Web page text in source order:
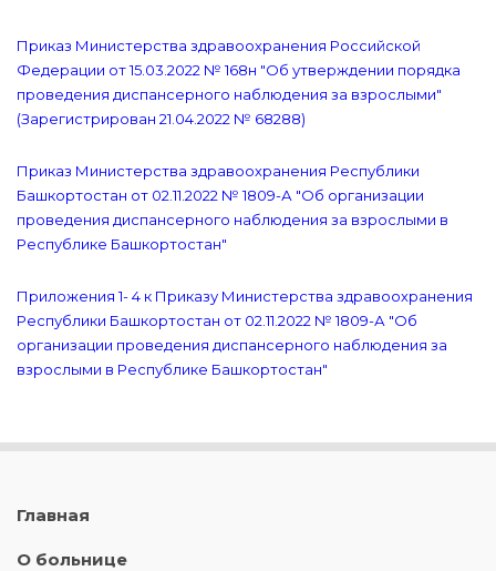
Приказ Министерства здравоохранения Российской
Федерации от 15.03.2022 № 168н "Об утверждении порядка
проведения диспансерного наблюдения за взрослыми"
(Зарегистрирован 21.04.2022 № 68288)
Приказ Министерства здравоохранения Республики
Башкортостан от 02.11.2022 № 1809-А "Об организации
проведения диспансерного наблюдения за взрослыми в
Республике Башкортостан"
Приложения 1- 4 к Приказу Министерства здравоохранения
Республики Башкортостан от 02.11.2022 № 1809-А "Об
организации проведения диспансерного наблюдения за
взрослыми в Республике Башкортостан"
Главная
О больнице